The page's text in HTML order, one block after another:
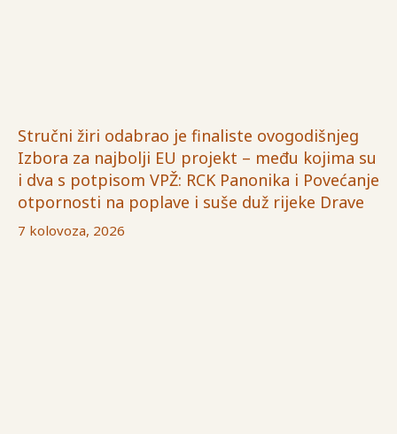
Stručni žiri odabrao je finaliste ovogodišnjeg
Izbora za najbolji EU projekt – među kojima su
i dva s potpisom VPŽ: RCK Panonika i Povećanje
otpornosti na poplave i suše duž rijeke Drave
7 kolovoza, 2026